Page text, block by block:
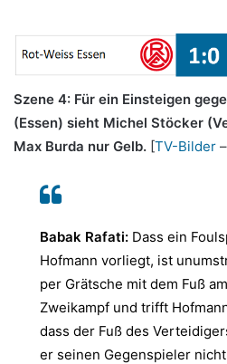
Szene 4: Für ein Einsteigen
(Essen) sieht Michel Stöcker
Max Burda nur Gelb. [TV-Bilder
Babak Rafati: Dass ein
Hofmann vorliegt, ist
per Grätsche mit dem Fuß
Zweikampf und trifft
dass der Fuß des
er seinen Gegenspieler